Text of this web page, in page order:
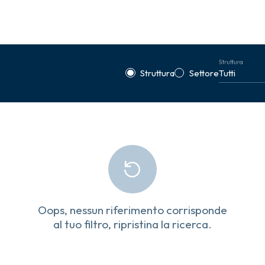
Struttura Settore
Struttura
Oops, nessun riferimento corrisponde
al tuo filtro, ripristina la ricerca.